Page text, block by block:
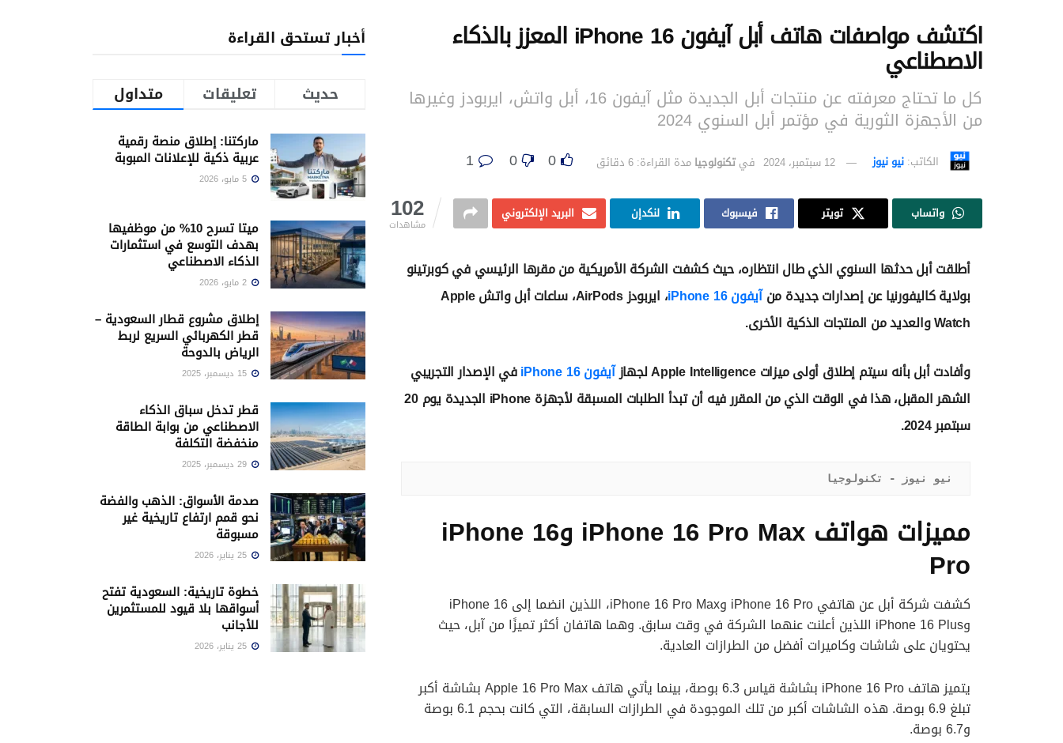
اكتشف مواصفات هاتف أبل آيفون 16 iPhone المعزز بالذكاء
الاصطناعي
كل ما تحتاج معرفته عن منتجات أبل الجديدة مثل آيفون 16، أبل واتش، ايربودز وغيرها
من الأجهزة الثورية في مؤتمر أبل السنوي 2024
الكاتب: نيو نيوز 12 سبتمبر، 2024 في تكنولوجيا مدة القراءة: 6 دقائق 0
0
102
مشاهدات
واتساب تويتر فيسبوك لنكدإن البريد الإلكتروني
أطلقت أبل حدثها السنوي الذي طال انتظاره، حيث كشفت الشركة الأمريكية من مقرها الرئيسي في كوبرتينو
بولاية كاليفورنيا عن إصدارات جديدة منآيفون 16 iPhone
، ايربودز AirPods، ساعات أبل واتش Apple
Watch والعديد من المنتجات الذكية الأخرى.
وأفادت أبل بأنه سيتم إطلاق أولى ميزات Apple Intelligence لجهاز
آيفون iPhone 16
في الإصدار التجريبي
الشهر المقبل، هذا في الوقت الذي من المقرر فيه أن تبدأ الطلبات المسبقة لأجهزة iPhone الجديدة يوم 20
سبتمبر 2024.
نيو نيوز - تكنولوجيا
مميزات هواتف iPhone 16 Pro Max وiPhone 16
Pro
كشفت شركة أبل عن هاتفي iPhone 16 Pro وiPhone 16 Pro Max، اللذين انضما إلى iPhone 16
وiPhone 16 Plus اللذين أعلنت عنهما الشركة في وقت سابق. وهما هاتفان أكثر تميزًا من آبل، حيث
يحتويان على شاشات وكاميرات أفضل من الطرازات العادية.
يتميز هاتف iPhone 16 Pro بشاشة قياس 6.3 بوصة، بينما يأتي هاتف Apple 16 Pro Max بشاشة أكبر
تبلغ 6.9 بوصة. هذه الشاشات أكبر من تلك الموجودة في الطرازات السابقة، التي كانت بحجم 6.1 بوصة
و6.7 بوصة.
أخبار تستحق القراءة
متداول تعليقات حديث
ماركتنا: إطلاق منصة رقمية
عربية ذكية للإعلانات المبوبة
ميتا تسرح 10% من موظفيها
بهدف التوسع في استثمارات
الذكاء الاصطناعي
إطلاق مشروع قطار السعودية –
قطر الكهربائي السريع لربط
الرياض بالدوحة
قطر تدخل سباق الذكاء
الاصطناعي من بوابة الطاقة
منخفضة التكلفة
صدمة الأسواق: الذهب والفضة
نحو قمم ارتفاع تاريخية غير
مسبوقة
خطوة تاريخية: السعودية تفتح
أسواقها بلا قيود للمستثمرين
للأجانب